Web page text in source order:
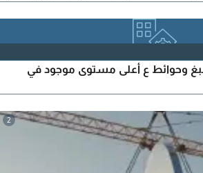
وحوائط ع أعلى مستوى موجود في
2